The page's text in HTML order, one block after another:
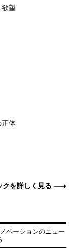
欲望
正体
クを詳しく見る
ベーションのニュー